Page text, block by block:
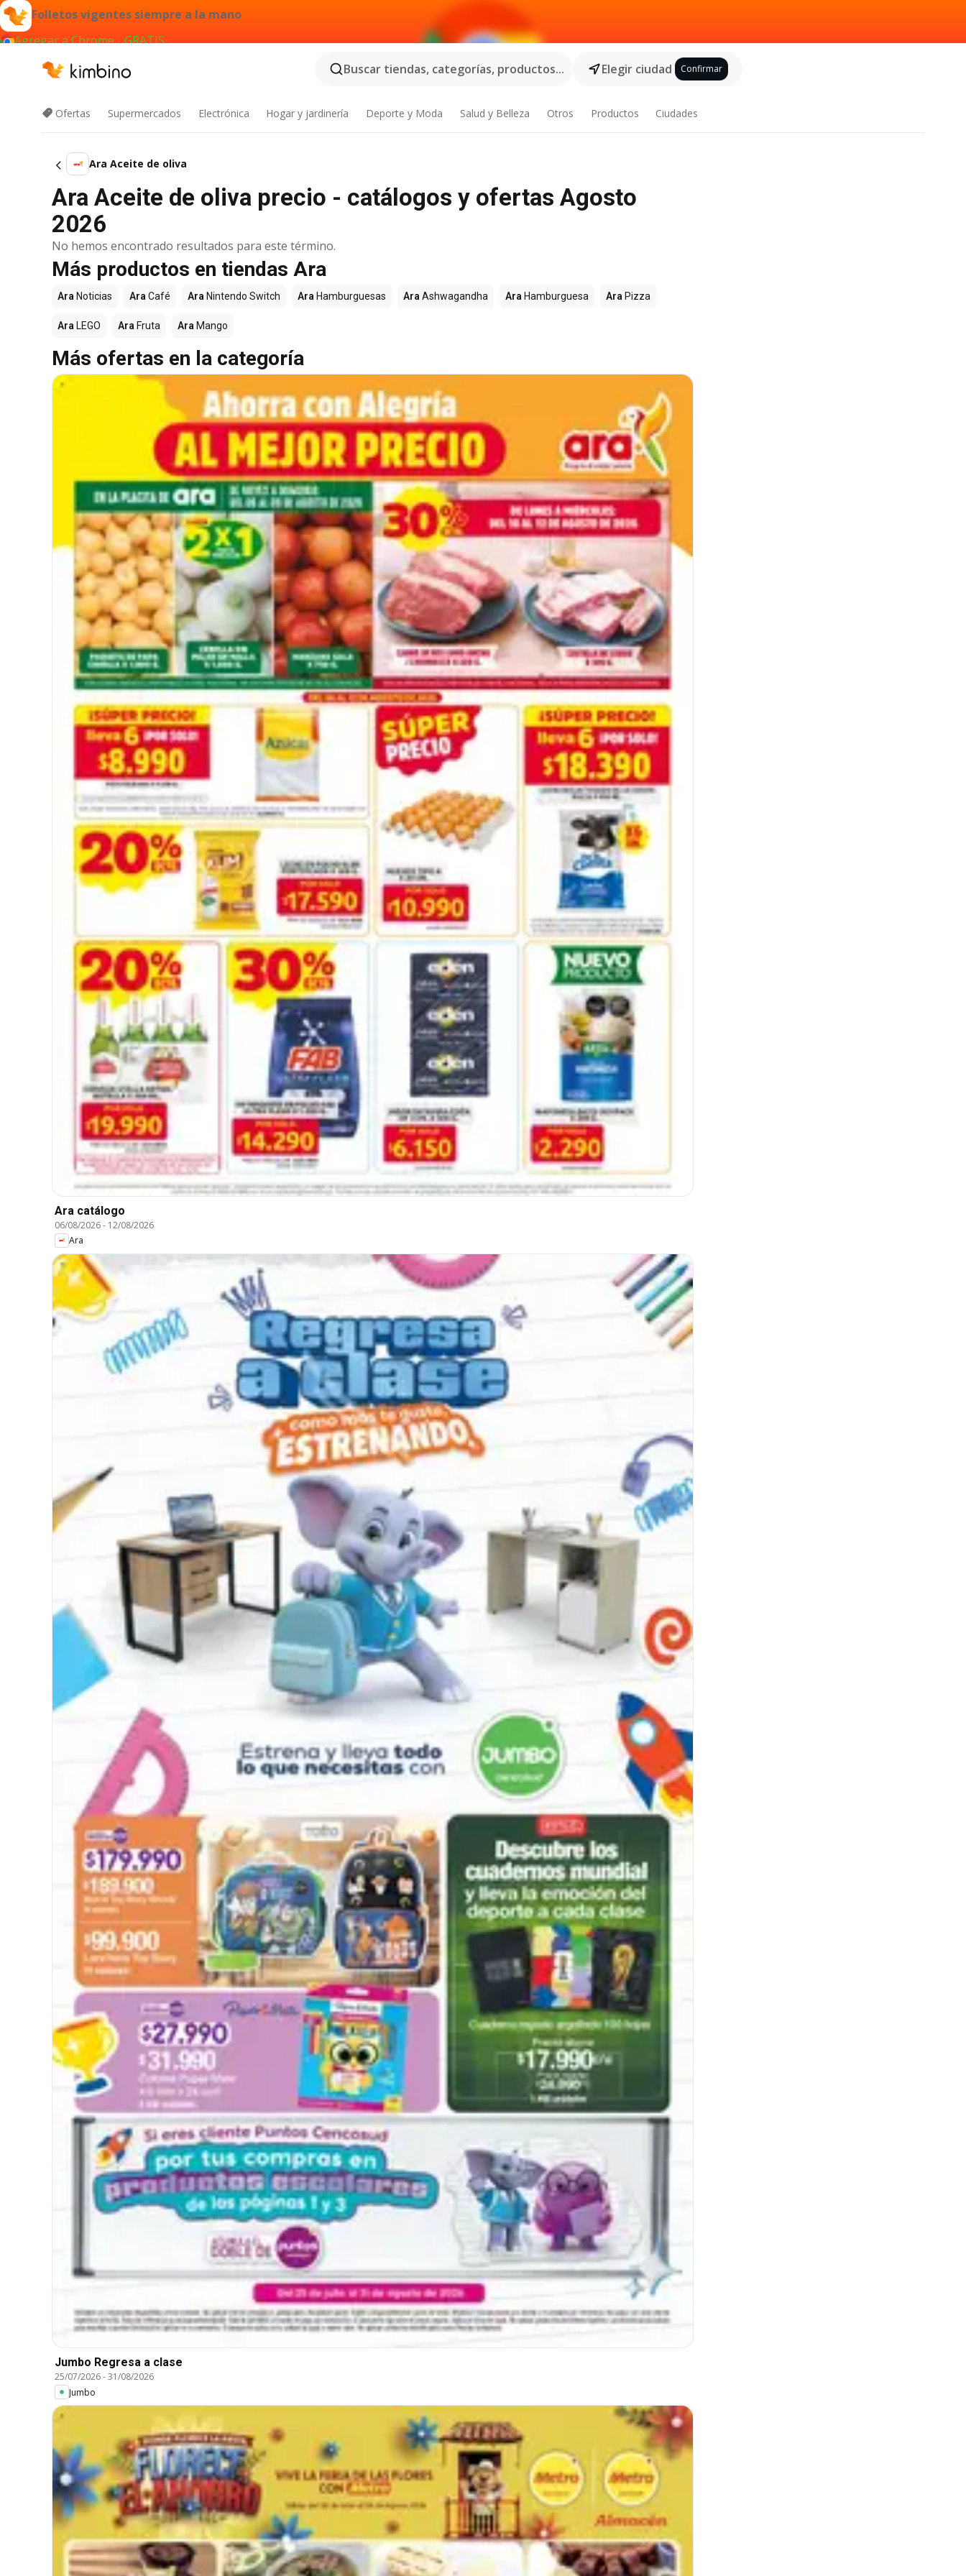
Folletos vigentes siempre a la mano
Agregar a Chrome - GRATIS
Buscar tiendas, categorías, productos...
Elegir ciudad Confirmar
Ofertas Supermercados Electrónica Hogar y jardinería Deporte y Moda Salud y Belleza Otros Productos Ciudades
Ara Aceite de oliva
Ara Aceite de oliva precio - catálogos y ofertas Agosto
2026
No hemos encontrado resultados para este término.
Más productos en tiendas Ara
Ara Noticias Ara Café Ara Nintendo Switch Ara Hamburguesas Ara Ashwagandha Ara Hamburguesa Ara Pizza
Ara LEGO Ara Fruta Ara Mango
Más ofertas en la categoría
Ara catálogo
06/08/2026- 12/08/2026
Ara
Jumbo Regresa a clase
25/07/2026-31/08/2026
Jumbo